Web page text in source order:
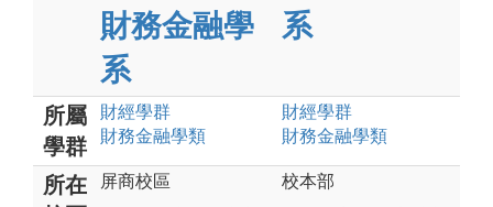
財務金融學
系
系
所屬
學群
財經學群
財務金融學類
財經學群
財務金融學類
所在
屏商校區
校本部